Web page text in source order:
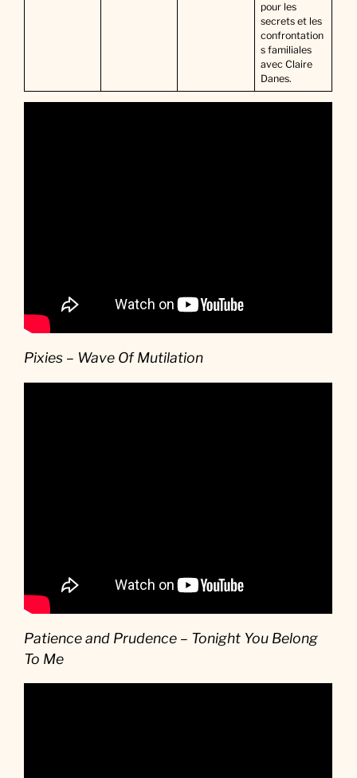
pour les
secrets et les
confrontation
s familiales
avec Claire
Danes.
Pixies – Wave Of Mutilation
Patience and Prudence – Tonight You Belong
To Me